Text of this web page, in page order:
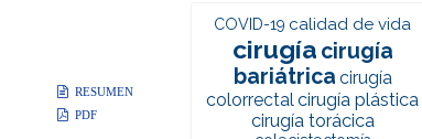
COVID-19 calidad de vida
cirugía cirugía
bariátrica cirugía
colorrectalcirugía plástica
cirugía torácica
RESUMEN
PDF